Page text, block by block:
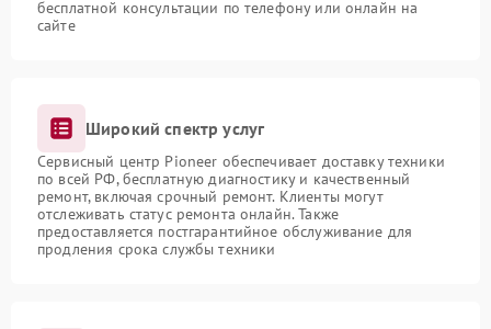
бесплатной консультации по телефону или онлайн на
сайте
Широкий спектр услуг
Сервисный центр Pioneer обеспечивает доставку техники
по всей РФ, бесплатную диагностику и качественный
ремонт, включая срочный ремонт. Клиенты могут
отслеживать статус ремонта онлайн. Также
предоставляется постгарантийное обслуживание для
продления срока службы техники